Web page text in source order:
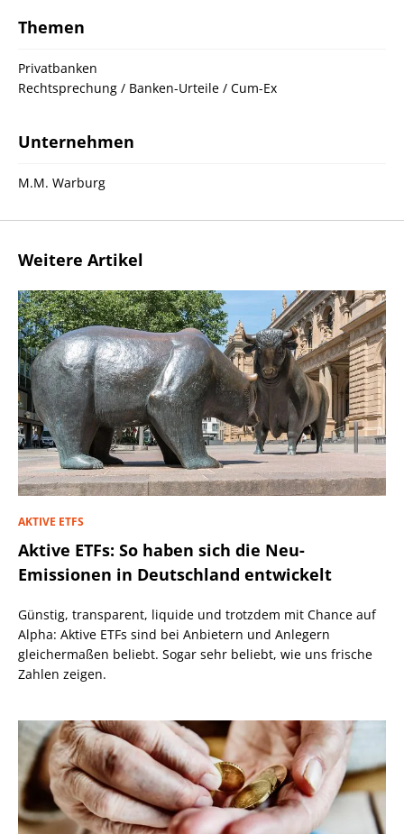
Themen
Privatbanken
Rechtsprechung / Banken-Urteile / Cum-Ex
Unternehmen
M.M. Warburg
Weitere Artikel
AKTIVE ETFS
Aktive ETFs: So haben sich die Neu-
Emissionen in Deutschland entwickelt
Günstig, transparent, liquide und trotzdem mit Chance auf
Alpha: Aktive ETFs sind bei Anbietern und Anlegern
gleichermaßen beliebt. Sogar sehr beliebt, wie uns frische
Zahlen zeigen.